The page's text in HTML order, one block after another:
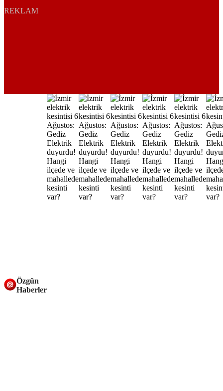
REKLAM
Özgün
Haberler